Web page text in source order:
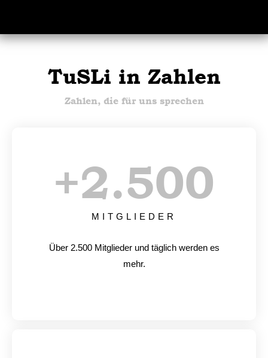
TuSLi in Zahlen
Zahlen, die für uns sprechen
MITGLIEDER
+2.500
Über 2.500 Mitglieder und täglich werden es
mehr.